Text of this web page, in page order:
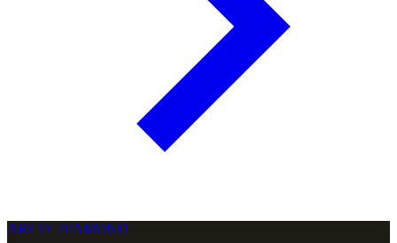
ARETE DIAMOND